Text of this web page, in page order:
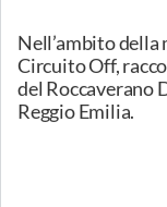
tecnico.